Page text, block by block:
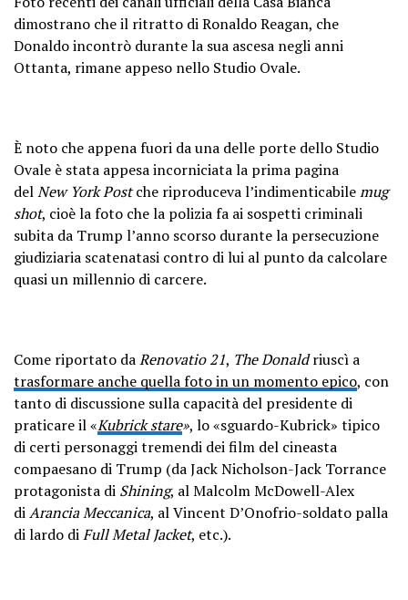
dimostrano che il ritratto di Ronaldo Reagan, che
Donaldo incontrò durante la sua ascesa negli anni
Ottanta, rimane appeso nello Studio Ovale.
È noto che appena fuori da una delle porte dello Studio
Ovale è stata appesa incorniciata la prima pagina
delNew York Postche riproduceva l’indimenticabilemug
shot, cioè la foto che la polizia fa ai sospetti criminali
subita da Trump l’anno scorso durante la persecuzione
giudiziaria scatenatasi contro di lui al punto da calcolare
quasi un millennio di carcere.
Come riportato daRenovatio 21, The Donaldriuscì a
trasformare anche quella foto in un momento epico, con
tanto di discussione sulla capacità del presidente di
praticare il «Kubrick stare», lo «sguardo-Kubrick» tipico
di certi personaggi tremendi dei film del cineasta
compaesano di Trump (da Jack Nicholson-Jack Torrance
protagonista di Shining, al Malcolm McDowell-Alex
diArancia Meccanica, al Vincent D’Onofrio-soldato palla
di lardo diFull Metal Jacket, etc.).